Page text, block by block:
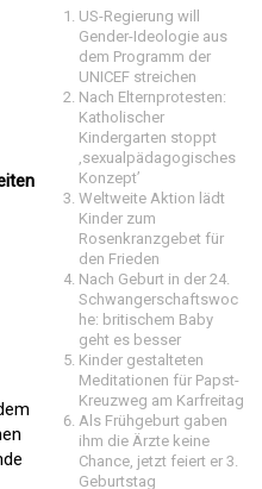
US-Regierung will
Gender-Ideologie aus
dem Programm der
UNICEF streichen
Nach Elternprotesten:
Katholischer
Kindergarten stoppt
‚sexualpädagogisches
Konzept’
Weltweite Aktion lädt
Kinder zum
Rosenkranzgebet für
den Frieden
Nach Geburt in der 24.
Schwangerschaftswoc
he: britischem Baby
geht es besser
Kinder gestalteten
Meditationen für Papst-
Kreuzweg am Karfreitag
Als Frühgeburt gaben
ihm die Ärzte keine
Chance, jetzt feiert er 3.
Geburtstag